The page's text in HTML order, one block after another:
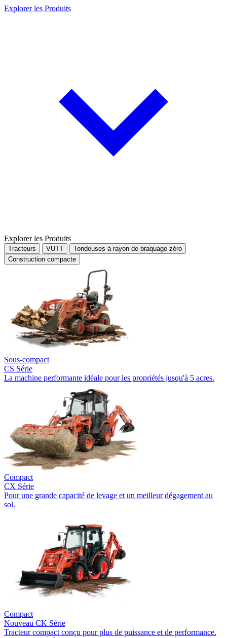
Explorer les Produits
Explorer les Produits
Tracteurs VUTT
Tondeuses à rayon de braquage zéro
Construction compacte
Sous-compact
CS Série
La machine performante idéale pour les propriétés jusqu'à 5 acres.
Compact
CX Série
Pour une grande capacité de levage et un meilleur dégagement au
sol.
Compact
Nouveau CK Série
Tracteur compact conçu pour plus de puissance et de performance.